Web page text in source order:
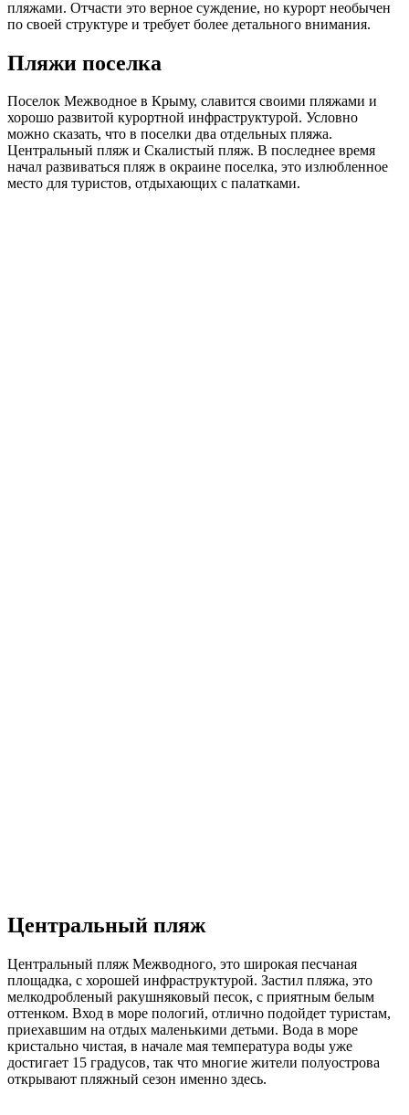
пляжами. Отчасти это верное суждение, но курорт необычен
по своей структуре и требует более детального внимания.
Пляжи поселка
Поселок Межводное в Крыму, славится своими пляжами и
хорошо развитой курортной инфраструктурой. Условно
можно сказать, что в поселки два отдельных пляжа.
Центральный пляж и Скалистый пляж. В последнее время
начал развиваться пляж в окраине поселка, это излюбленное
место для туристов, отдыхающих с палатками.
Центральный пляж
Центральный пляж Межводного, это широкая песчаная
площадка, с хорошей инфраструктурой. Застил пляжа, это
мелкодробленый ракушняковый песок, с приятным белым
оттенком. Вход в море пологий, отлично подойдет туристам,
приехавшим на отдых маленькими детьми. Вода в море
кристально чистая, в начале мая температура воды уже
достигает 15 градусов, так что многие жители полуострова
открывают пляжный сезон именно здесь.